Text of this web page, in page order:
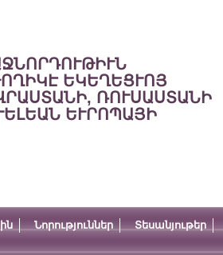
ԵԿԵՂԵՑՒՈՅ
ՌՈՒՍԱՍՏԱՆԻ
ԵՒՐՈՊԱՅԻ
Նորություններ Տեսանյութեր